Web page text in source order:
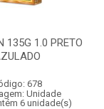
135G 1.0 PRETO
678
Unidade
6 unidade(s)